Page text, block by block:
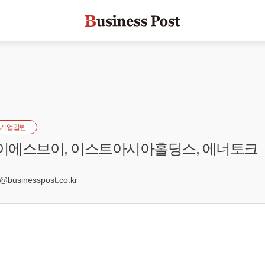
기업일반
에스브이, 이스트아시아홀딩스, 에너토크